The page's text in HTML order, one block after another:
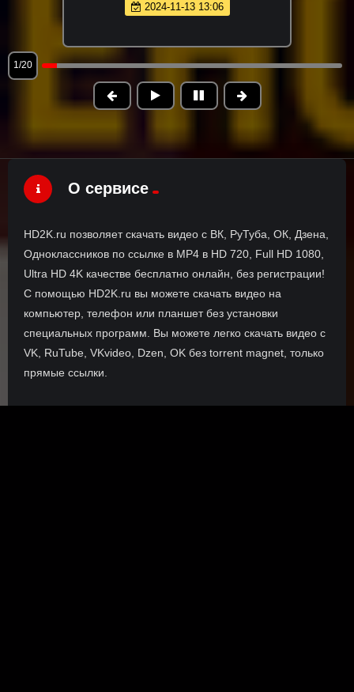
2024-11-13 13:06
1/20
О сервисе
HD2K.ru позволяет скачать видео с ВК, РуТуба, ОК, Дзена,
Одноклассников по ссылке в MP4 в HD 720, Full HD 1080,
Ultra HD 4K качестве бесплатно онлайн, без регистрации!
С помощью HD2K.ru вы можете скачать видео на
компьютер, телефон или планшет без установки
специальных программ. Вы можете легко скачать видео с
VK, RuTube, VKvideo, Dzen, OK без torrent magnet, только
прямые ссылки.